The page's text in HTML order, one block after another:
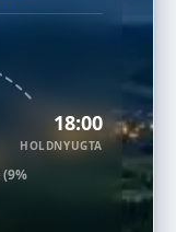
18:00
HOLDNYUGTA
(9%